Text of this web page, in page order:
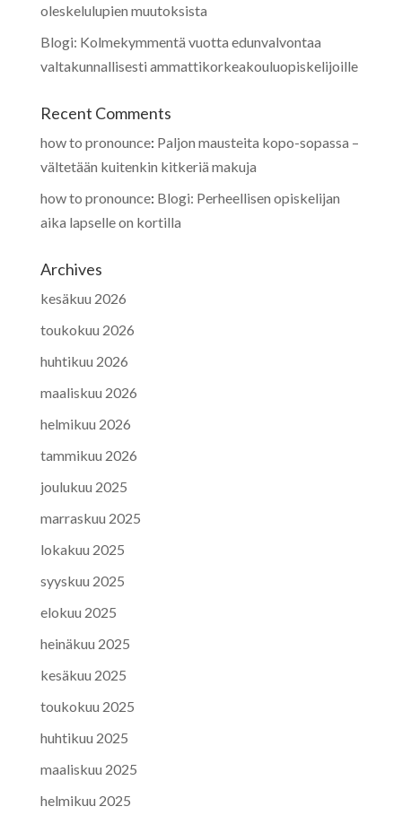
oleskelulupien muutoksista
Blogi: Kolmekymmentä vuotta edunvalvontaa
valtakunnallisesti ammattikorkeakouluopiskelijoille
Recent Comments
how to pronounce: Paljon mausteita kopo-sopassa –
vältetään kuitenkin kitkeriä makuja
how to pronounce: Blogi: Perheellisen opiskelijan
aika lapselle on kortilla
Archives
kesäkuu 2026
toukokuu 2026
huhtikuu 2026
maaliskuu 2026
helmikuu 2026
tammikuu 2026
joulukuu 2025
marraskuu 2025
lokakuu 2025
syyskuu 2025
elokuu 2025
heinäkuu 2025
kesäkuu 2025
toukokuu 2025
huhtikuu 2025
maaliskuu 2025
helmikuu 2025